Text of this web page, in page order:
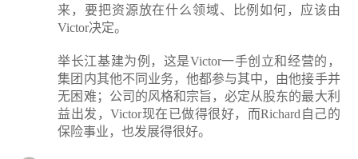
来，要把资源放在什么领域、比例如何，应该由
Victor决定。
举长江基建为例，这是Victor一手创立和经营的，
集团内其他不同业务，他都参与其中，由他接手并
无困难；公司的风格和宗旨，必定从股东的最大利
益出发，Victor现在已做得很好，而Richard自己的
保险事业，也发展得很好。